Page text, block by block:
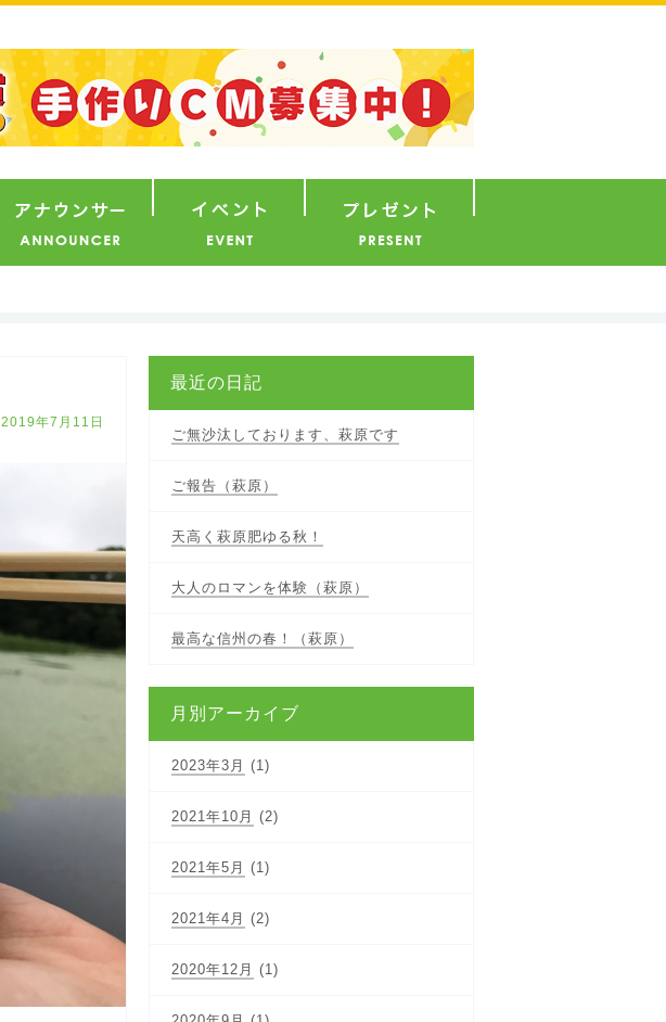
2019年7月11日
最近の日記
ご無沙汰しております、萩原です
ご報告（萩原）
天高く萩原肥ゆる秋！
大人のロマンを体験（萩原）
最高な信州の春！（萩原）
月別アーカイブ
2023年3月 (1)
2021年10月 (2)
2021年5月 (1)
2021年4月 (2)
2020年12月 (1)